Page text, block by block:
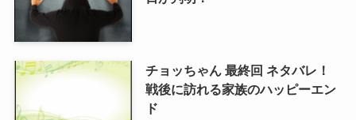
チョッちゃん 最終回 ネタバレ！
戦後に訪れる家族のハッピーエン
ド